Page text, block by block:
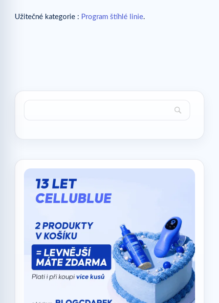
Užitečné kategorie : Program štíhlé linie.